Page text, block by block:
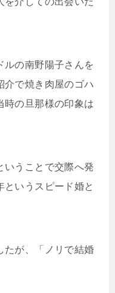
ルの南野陽子さんを
介で焼き肉屋のゴハ
時の旦那様の印象は
いうことで交際へ発
というスピード婚と
たが、「ノリで結婚